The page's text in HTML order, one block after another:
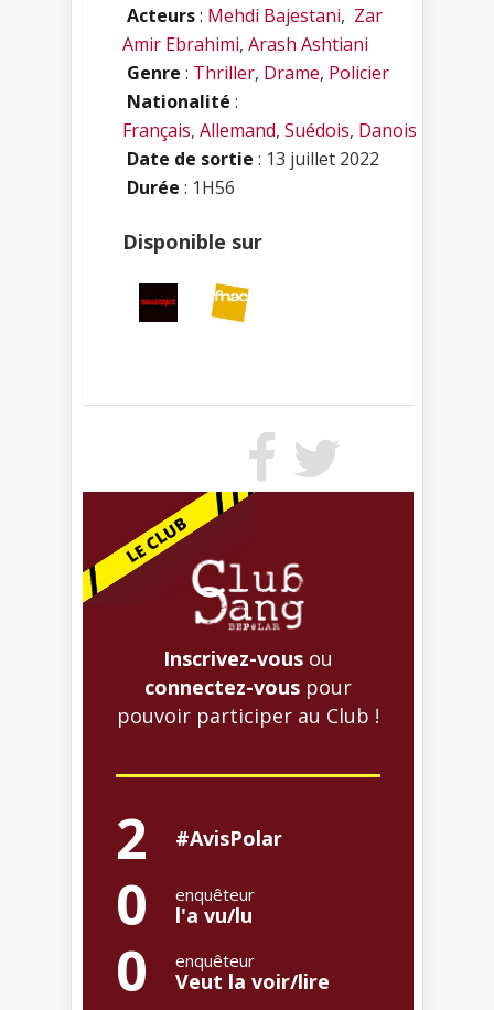
Acteurs: Mehdi Bajestani, Zar
Amir Ebrahimi, Arash Ashtiani
Genre : Thriller, Drame, Policier
Nationalité :
Français, Allemand, Suédois, Danois
Date de sortie : 13 juillet 2022
Durée : 1H56
Disponible sur
Inscrivez-vous ou
connectez-vous pour
pouvoir participer au Club !
2 #AvisPolar
0 enquêteur
l'a vu/lu
0 enquêteur
Veut la voir/lire